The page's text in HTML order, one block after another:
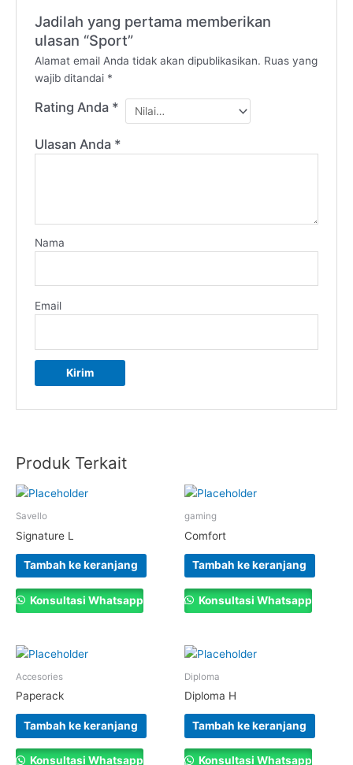
Jadilah yang pertama memberikan
ulasan “Sport”
Alamat email Anda tidak akan dipublikasikan. Ruas yang
wajib ditandai *
Rating Anda *
Ulasan Anda *
Nama
Email
Produk Terkait
Savello
Signature L
Tambah ke keranjang
Konsultasi Whatsapp
gaming
Comfort
Tambah ke keranjang
Konsultasi Whatsapp
Accesories
Paperack
Tambah ke keranjang
Konsultasi Whatsapp
Diploma
Diploma H
Tambah ke keranjang
Konsultasi Whatsapp